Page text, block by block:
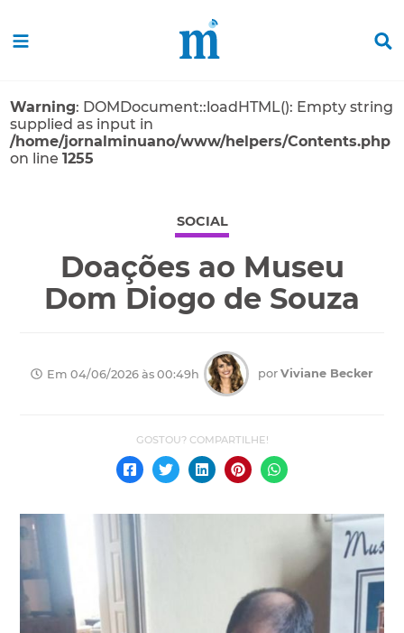
Warning: DOMDocument::loadHTML(): Empty string
supplied as input in
/home/jornalminuano/www/helpers/Contents.php
on line1255
SOCIAL
Doações ao Museu
Dom Diogo de Souza
Em 04/06/2026 às 00:49h por Viviane Becker